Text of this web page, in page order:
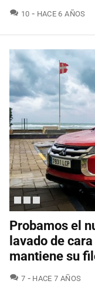
10 COMENTARIOS
HACE 6 AÑOS
Probamos el
lavado de
mantiene su
7 COMENTARIOS
HACE 7 AÑOS